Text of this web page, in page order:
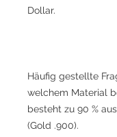
Dollar.
Häufig gestellte
welchem Material
besteht zu 90 %
(Gold .900).